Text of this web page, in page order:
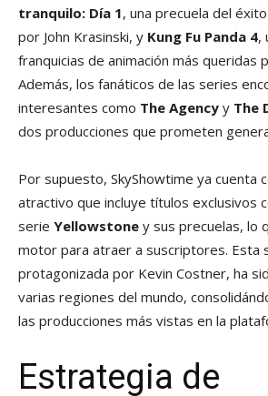
tranquilo: Día 1, una precuela del
por John Krasinski, y Kung Fu Panda 4,
franquicias de animación más queridas
Además, los fanáticos de las series
interesantes como The Agency y The
dos producciones que prometen
Por supuesto, SkyShowtime ya cuenta
atractivo que incluye títulos exclusivos
serie Yellowstone y sus precuelas, lo
motor para atraer a suscriptores. Esta
protagonizada por Kevin Costner, ha
varias regiones del mundo,
las producciones más vistas en la
Estrategia de